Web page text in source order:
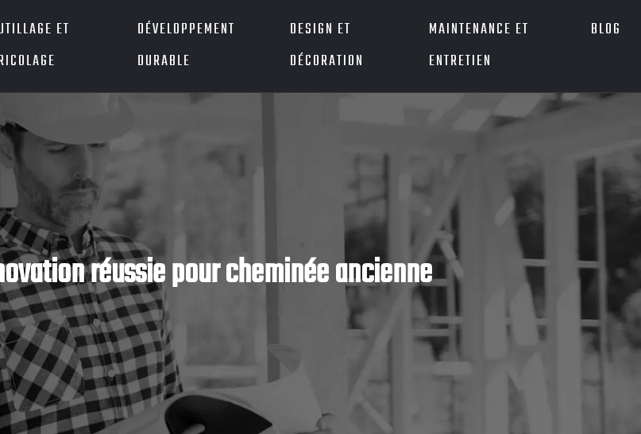
ET
DÉVELOPPEMENT
DURABLE
DESIGN ET
DÉCORATION
MAINTENANCE ET
ENTRETIEN
BLOG
réussie pour cheminée ancienne